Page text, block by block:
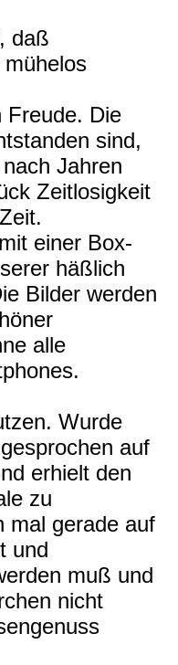
daß
Freude. Die
sind,
Jahren
Zeitlosigkeit
einer Box-
häßlich
Bilder werden
alle
Wurde
auf
erhielt den
zu
mal gerade auf
und
muß und
nicht